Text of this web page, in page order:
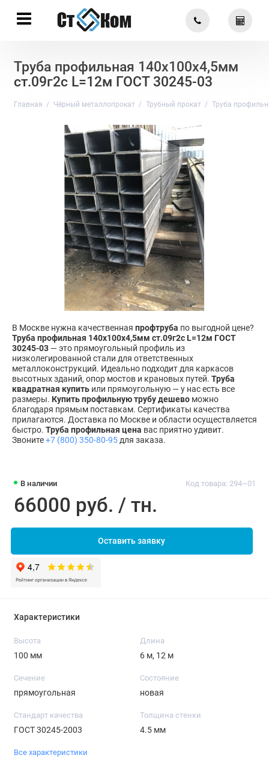
Труба профильная 140х100х4,5мм
ст.09г2с L=12м ГОСТ 30245-03
Главная Чёрный металлопрокат Трубный прокат Труба
В наличии Код товара: 294~01
66000 руб. / тн.
Оставить заявку
В Москве нужна качественная профтруба по выгодной цене?
Труба профильная 140х100х4,5мм ст.09г2с L=12м ГОСТ
30245-03 — это прямоугольный профиль из
низколегированной стали для ответственных
металлоконструкций. Идеально подходит для каркасов
высотных зданий, опор мостов и крановых путей. Труба
квадратная купить или прямоугольную — у нас есть все
размеры. Купить профильную трубу дешево можно
благодаря прямым поставкам. Сертификаты качества
прилагаются. Доставка по Москве и области осуществляется
быстро. Труба профильная цена вас приятно удивит.
Звоните+7 (800) 350-80-95для заказа.
Характеристики
Высота
100 мм
Длина
6 м, 12 м
Сечение
прямоугольная
Состояние
новая
Стандарт качества
ГОСТ 30245-2003
Толщина стенки
4.5 мм
Все характеристики